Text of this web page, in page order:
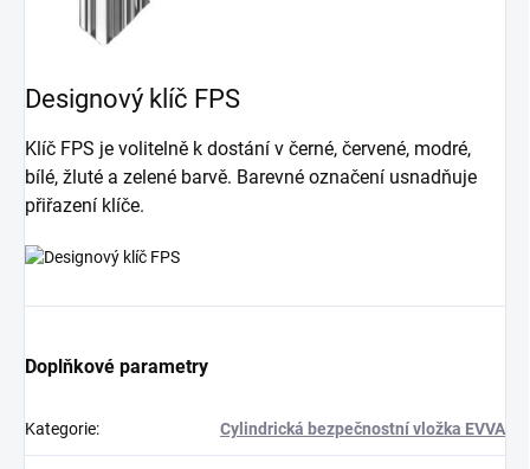
Designový klíč FPS
Klíč FPS je volitelně k dostání v černé, červené, modré,
bílé, žluté a zelené barvě. Barevné označení usnadňuje
přiřazení klíče.
Doplňkové parametry
Kategorie: Cylindrická bezpečnostní vložka EVVA